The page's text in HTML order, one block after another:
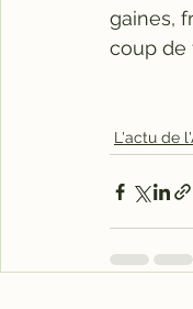
gaines,
coup de
L'actu de